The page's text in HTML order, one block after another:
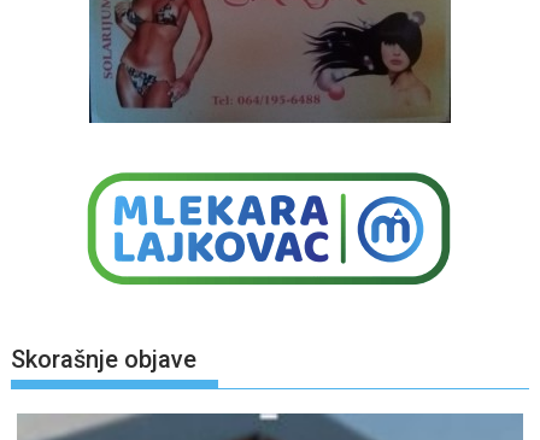
Skorašnje objave